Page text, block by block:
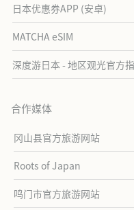
日本优惠券APP (安卓)
MATCHA eSIM
深度游日本 - 地区观光官方
合作媒体
冈山县官方旅游网站
Roots of Japan
鸣门市官方旅游网站